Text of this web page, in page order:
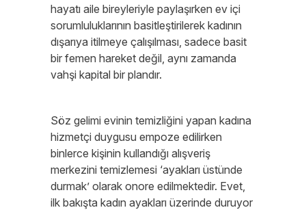
hayatı aile bireyleriyle paylaşırken ev içi
sorumluluklarının basitleştirilerek kadının
dışarıya itilmeye çalışılması, sadece basit
bir femen hareket değil, aynı zamanda
vahşi kapital bir plandır.
Söz gelimi evinin temizliğini yapan kadına
hizmetçi duygusu empoze edilirken
binlerce kişinin kullandığı alışveriş
merkezini temizlemesi ‘ayakları üstünde
durmak’ olarak onore edilmektedir. Evet,
ilk bakışta kadın ayakları üzerinde duruyor